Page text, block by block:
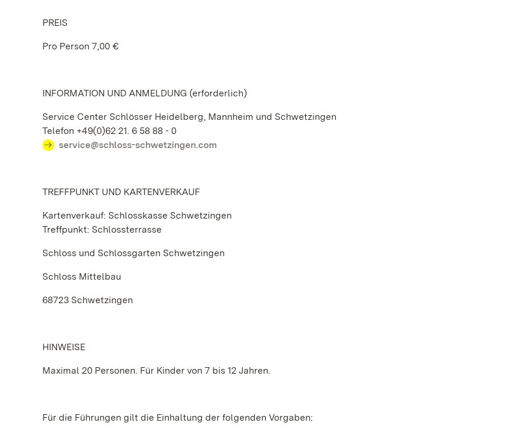
PREIS
Pro Person 7,00 €
INFORMATION UND ANMELDUNG (erforderlich)
Service Center Schlösser Heidelberg, Mannheim und Schwetzingen
Telefon +49(0)62 21. 6 58 88 - 0
service@schloss-schwetzingen.com
TREFFPUNKT UND KARTENVERKAUF
Kartenverkauf: Schlosskasse Schwetzingen
Treffpunkt: Schlossterrasse
Schloss und Schlossgarten Schwetzingen
Schloss Mittelbau
68723 Schwetzingen
HINWEISE
Maximal 20 Personen. Für Kinder von 7 bis 12 Jahren.
Für die Führungen gilt die Einhaltung der folgenden Vorgaben: